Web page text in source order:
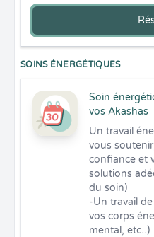
SOINS ÉNERGÉTIQUES
Soin
vos Akashas
Un travail
vous
confiance et
solutions
du soin)
-Un travail
vos corps
mental, etc..)